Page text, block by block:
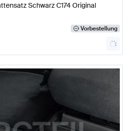
Schwarz C174 Original
Vorbestellung